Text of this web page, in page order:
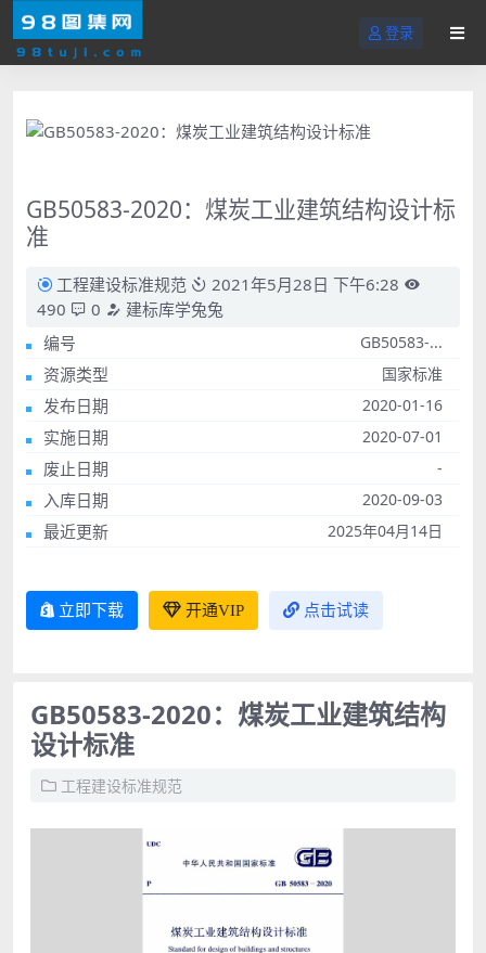
登录
GB50583-2020：煤炭工业建筑结构设计标
准
工程建设标准规范
2021年5月28日 下午6:28
490
0
建标库学兔兔
编号
GB50583-...
资源类型 国家标准
发布日期 2020-01-16
实施日期 2020-07-01
废止日期 -
入库日期 2020-09-03
最近更新 2025年04月14日
立即下载 开通VIP 点击试读
GB50583-2020：煤炭工业建筑结构
设计标准
工程建设标准规范